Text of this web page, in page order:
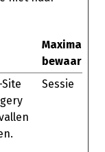
Maximale
Sessie